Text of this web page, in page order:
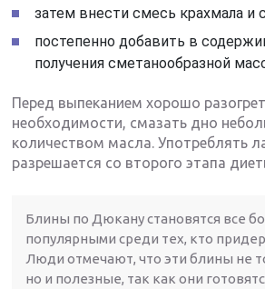
затем внести смесь крахмала и
постепенно добавить в
получения сметанообразной
Перед выпеканием хорошо
необходимости, смазать дно
количеством масла. Употреблять
разрешается со второго этапа
Блины по Дюкану становятся все
популярными среди тех, кто
Люди отмечают, что эти блины не
но и полезные, так как они